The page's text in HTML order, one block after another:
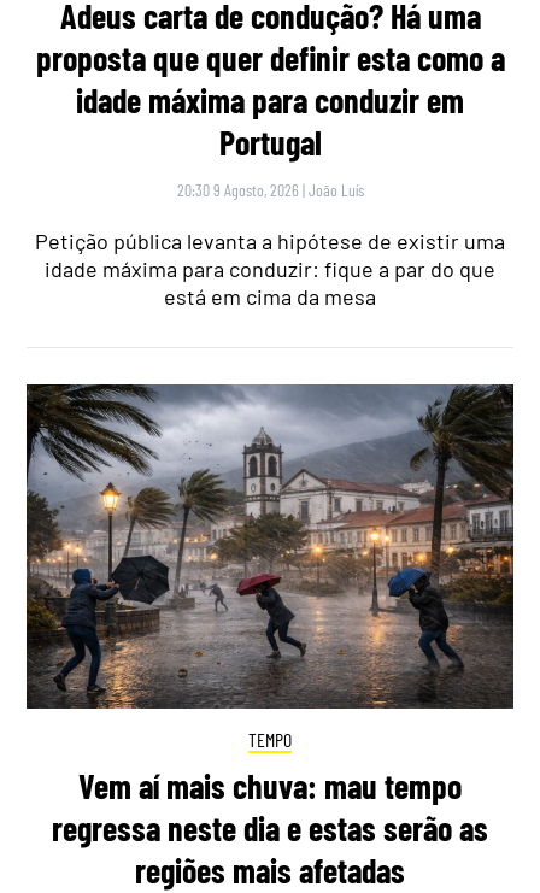
Adeus carta de condução? Há uma
proposta que quer definir esta como a
idade máxima para conduzir em
Portugal
20:30 9 Agosto, 2026 |João Luís
Petição pública levanta a hipótese de existir uma
idade máxima para conduzir: fique a par do que
está em cima da mesa
TEMPO
Vem aí mais chuva: mau tempo
regressa neste dia e estas serão as
regiões mais afetadas